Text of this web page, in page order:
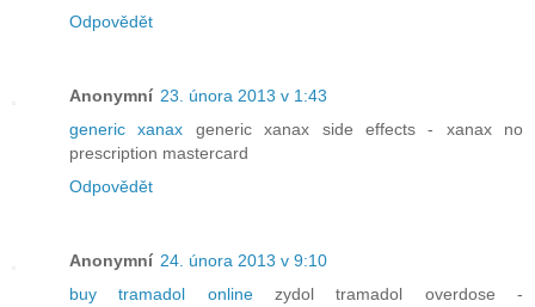
Odpovědět
Anonymní 23. února 2013 v 1:43
generic xanax generic xanax side effects - xanax no
prescription mastercard
Odpovědět
Anonymní 24. února 2013 v 9:10
buy tramadol onlinezydol tramadol overdose -